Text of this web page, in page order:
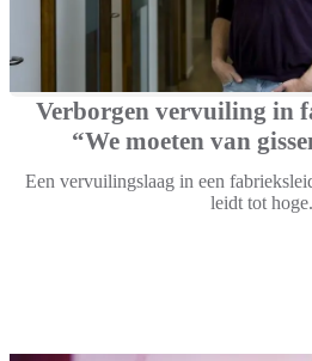
Verborgen vervuiling in
“We moeten van
Een vervuilingslaag in een
leidt tot